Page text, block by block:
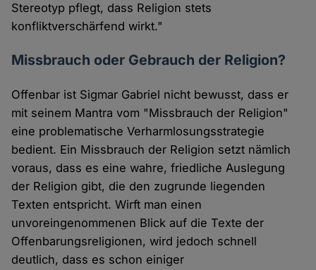
Stereotyp pflegt, dass Religion stets
konfliktverschärfend wirkt."
Missbrauch oder Gebrauch der Religion?
Offenbar ist Sigmar Gabriel nicht bewusst, dass er
mit seinem Mantra vom "Missbrauch der Religion"
eine problematische Verharmlosungsstrategie
bedient. Ein Missbrauch der Religion setzt nämlich
voraus, dass es eine wahre, friedliche Auslegung
der Religion gibt, die den zugrunde liegenden
Texten entspricht. Wirft man einen
unvoreingenommenen Blick auf die Texte der
Offenbarungsreligionen, wird jedoch schnell
deutlich, dass es schon einiger